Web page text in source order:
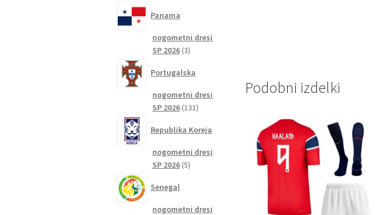
Podobni izdelki
Panama
nogometni dresi
SP 2026 33
Portugalska
nogometni dresi
SP 2026 131131
Republika Koreja
nogometni dresi
SP 2026 55
Senegal
nogometni dresi